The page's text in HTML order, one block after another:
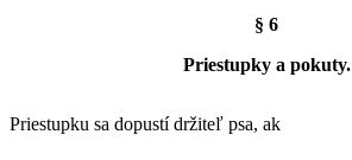
§ 6
Priestupky a pokuty.
Priestupku sa dopustí držiteľ psa, ak